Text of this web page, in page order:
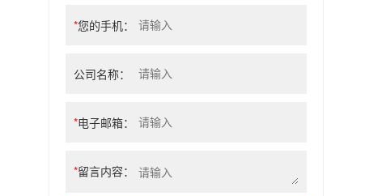
*您的手机：
公司名称：
*电子邮箱：
*留言内容：